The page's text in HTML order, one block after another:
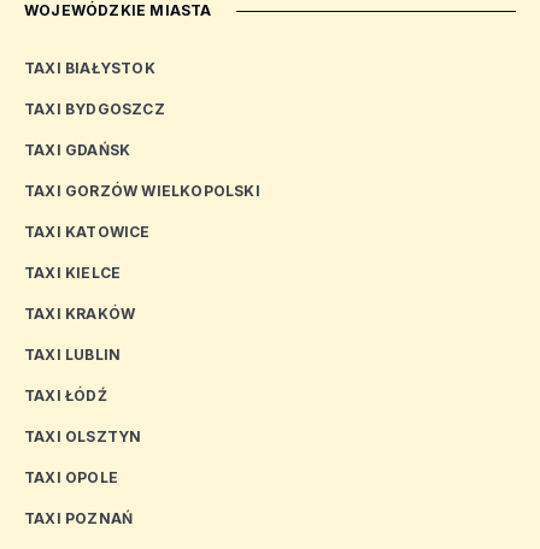
WOJEWÓDZKIE MIASTA
TAXI BIAŁYSTOK
TAXI BYDGOSZCZ
TAXI GDAŃSK
TAXI GORZÓW WIELKOPOLSKI
TAXI KATOWICE
TAXI KIELCE
TAXI KRAKÓW
TAXI LUBLIN
TAXI ŁÓDŹ
TAXI OLSZTYN
TAXI OPOLE
TAXI POZNAŃ